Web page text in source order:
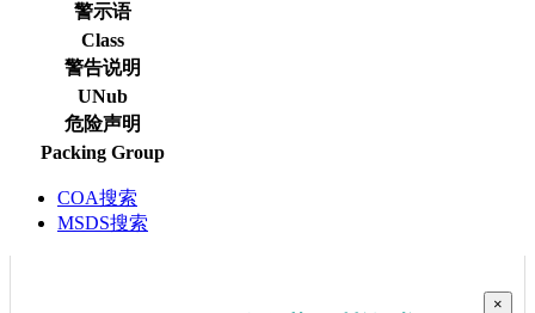
警示语
Class
警告说明
UNub
危险声明
Packing Group
COA搜索
MSDS搜索
×